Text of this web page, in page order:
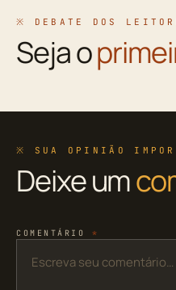
※ DEBATE DOS
Seja o
※ SUA OPINIÃO
Deixe um
COMENTÁRIO *